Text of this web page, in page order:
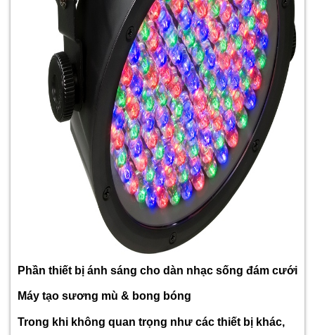
Phần thiết bị ánh sáng cho dàn nhạc sống đám cưới
Máy tạo sương mù & bong bóng
Trong khi không quan trọng như các thiết bị khác,